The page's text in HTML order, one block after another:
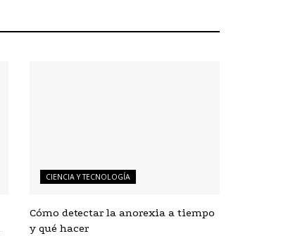
CIENCIA Y TECNOLOGÍA
Cómo detectar la anorexia a tiempo
y qué hacer